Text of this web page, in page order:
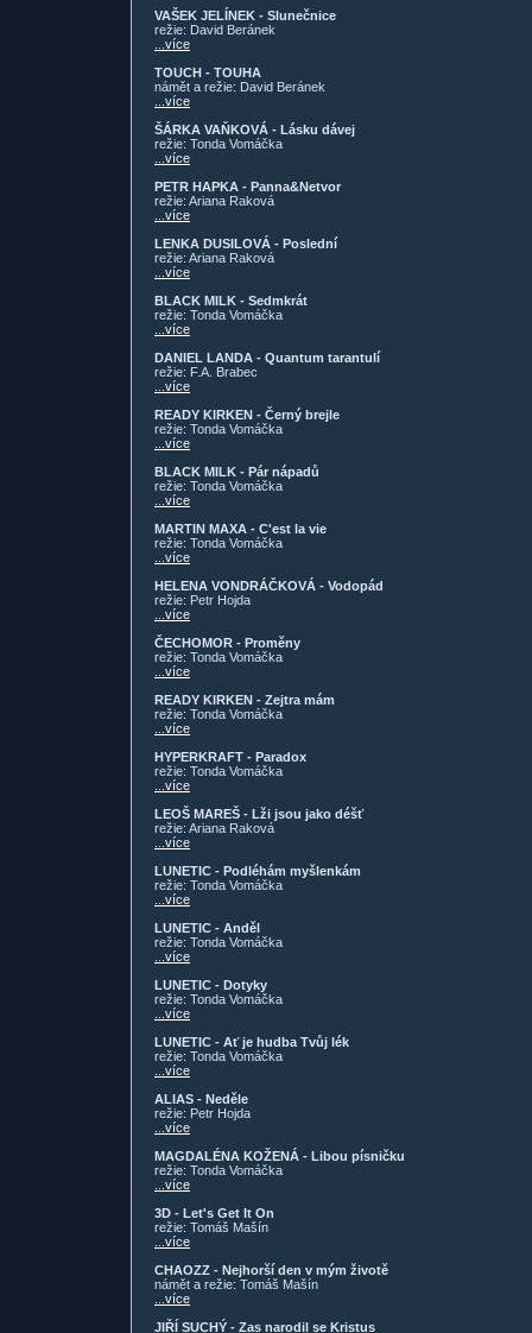
VAŠEK JELÍNEK - Slunečnice
režie: David Beránek
...více
TOUCH - TOUHA
námět a režie: David Beránek
...více
ŠÁRKA VAŇKOVÁ - Lásku dávej
režie: Tonda Vomáčka
...více
PETR HAPKA - Panna&Netvor
režie: Ariana Raková
...více
LENKA DUSILOVÁ - Poslední
režie: Ariana Raková
...více
BLACK MILK - Sedmkrát
režie: Tonda Vomáčka
...více
DANIEL LANDA - Quantum tarantulí
režie: F.A. Brabec
...více
READY KIRKEN - Černý brejle
režie: Tonda Vomáčka
...více
BLACK MILK - Pár nápadů
režie: Tonda Vomáčka
...více
MARTIN MAXA - C'est la vie
režie: Tonda Vomáčka
...více
HELENA VONDRÁČKOVÁ - Vodopád
režie: Petr Hojda
...více
ČECHOMOR - Proměny
režie: Tonda Vomáčka
...více
READY KIRKEN - Zejtra mám
režie: Tonda Vomáčka
...více
HYPERKRAFT - Paradox
režie: Tonda Vomáčka
...více
LEOŠ MAREŠ - Lži jsou jako déšť
režie: Ariana Raková
...více
LUNETIC - Podléhám myšlenkám
režie: Tonda Vomáčka
...více
LUNETIC - Anděl
režie: Tonda Vomáčka
...více
LUNETIC - Dotyky
režie: Tonda Vomáčka
...více
LUNETIC - Ať je hudba Tvůj lék
režie: Tonda Vomáčka
...více
ALIAS - Neděle
režie: Petr Hojda
...více
MAGDALÉNA KOŽENÁ - Libou písničku
režie: Tonda Vomáčka
...více
3D - Let's Get It On
režie: Tomáš Mašín
...více
CHAOZZ - Nejhorší den v mým životě
námět a režie: Tomáš Mašín
...více
JIŘÍ SUCHÝ - Zas narodil se Kristus